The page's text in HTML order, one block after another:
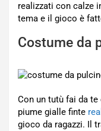
realizzati con calze
tema e il gioco è
Costume da
Con un tutù fai da
piume gialle finte
gioco da ragazzi. Il